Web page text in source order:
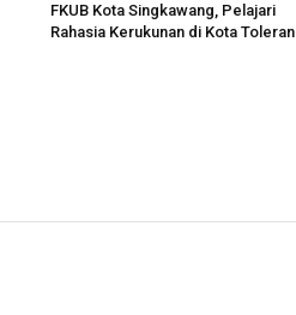
FKUB Kota Singkawang, Pelajari
Rahasia Kerukunan di Kota Toleran